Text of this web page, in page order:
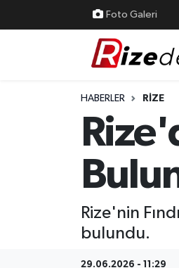
Foto Galeri
HABERLER RIZE
Rize'nin
bulundu.
29.06.2026 - 11:29
Yurttan Haberler
Ekonomi
Rize Nöbetçi Eczaneler
Rize Trafik Yoğunluk
Süper Lig Puan Durumu
Son Dakika Haberleri